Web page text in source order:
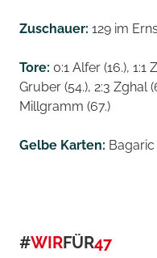
Zuschauer: 129 im
Tore: 0:1 Alfer (16.), 1:1
Gruber (54.), 2:3 Zghal
Millgramm (67.)
Gelbe Karten:
#WIRFÜR47